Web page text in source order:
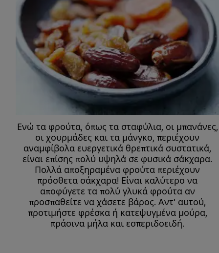
Ενώ τα φρούτα, όπως τα σταφύλια, οι μπανάνες,
οι χουρμάδες και τα μάνγκο, περιέχουν
αναμφίβολα ευεργετικά θρεπτικά συστατικά,
είναι επίσης πολύ υψηλά σε φυσικά σάκχαρα.
Πολλά αποξηραμένα φρούτα περιέχουν
πρόσθετα σάκχαρα! Είναι καλύτερο να
αποφύγετε τα πολύ γλυκά φρούτα αν
προσπαθείτε να χάσετε βάρος. Αντ' αυτού,
προτιμήστε φρέσκα ή κατεψυγμένα μούρα,
πράσινα μήλα και εσπεριδοειδή.